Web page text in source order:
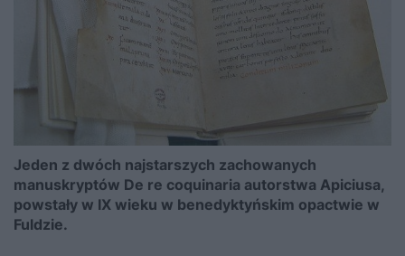
Jeden z dwóch najstarszych zachowanych
manuskryptów De re coquinaria autorstwa Apiciusa,
powstały w IX wieku w benedyktyńskim opactwie w
Fuldzie.